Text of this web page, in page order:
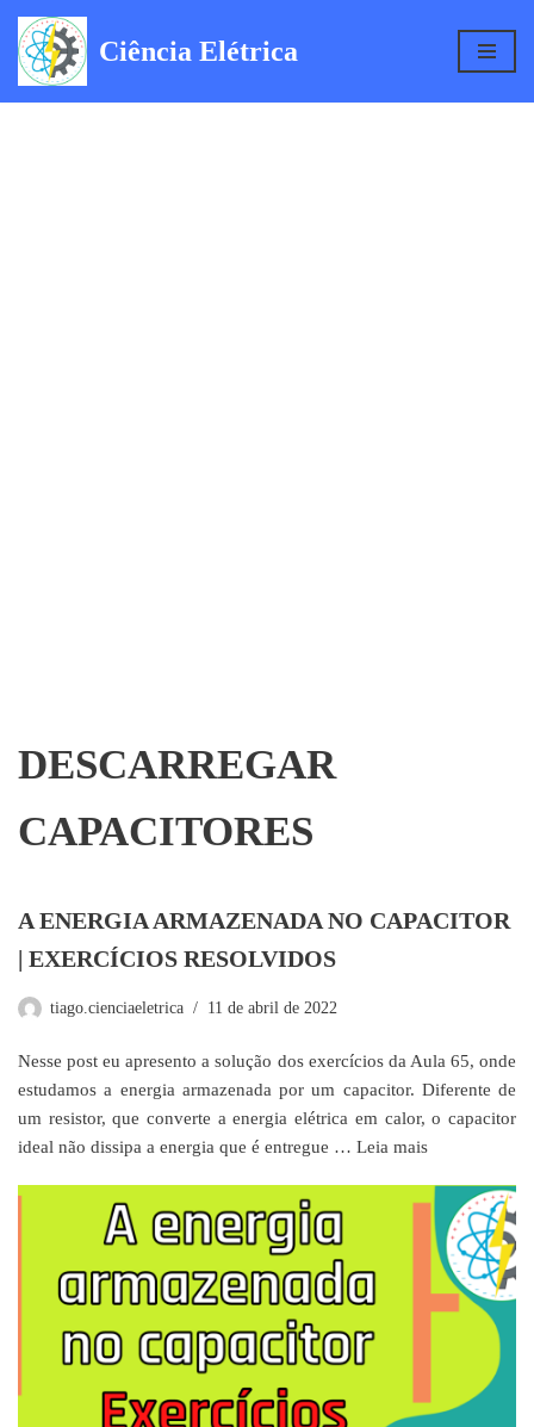
Pular
Ciência Elétrica
DESCARREGAR
CAPACITORES
A ENERGIA ARMAZENADA NO CAPACITOR
| EXERCÍCIOS RESOLVIDOS
tiago.cienciaeletrica 11 de abril de 2022
Nesse post eu apresento a solução dos exercícios da Aula 65, onde
estudamos a energia armazenada por um capacitor. Diferente de
um resistor, que converte a energia elétrica em calor, o capacitor
ideal não dissipa a energia que é entregue … Leia mais